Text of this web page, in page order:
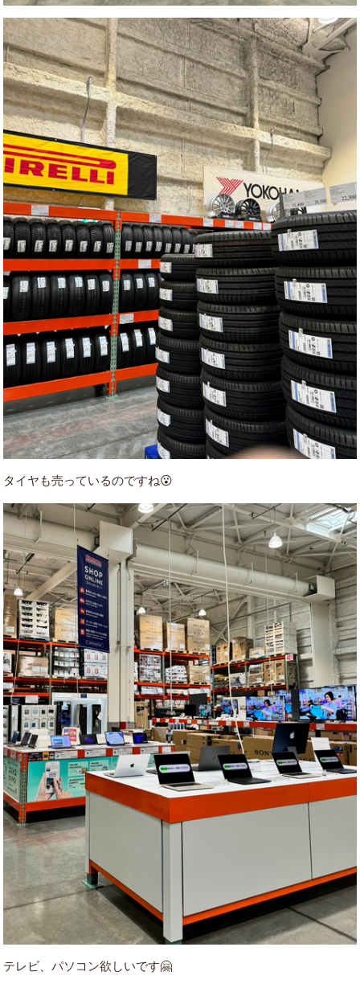
タイヤも売っているのですね😮
テレビ、パソコン欲しいです🤗